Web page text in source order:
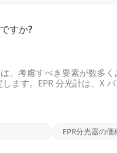
すか?
、考慮すべき要素が数多
ます。EPR 分光計は、X
。EPR 分光計は、0.35
EPR分光器の価